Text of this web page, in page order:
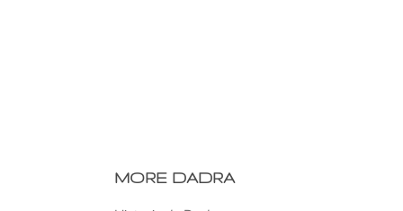
MORE DADRA